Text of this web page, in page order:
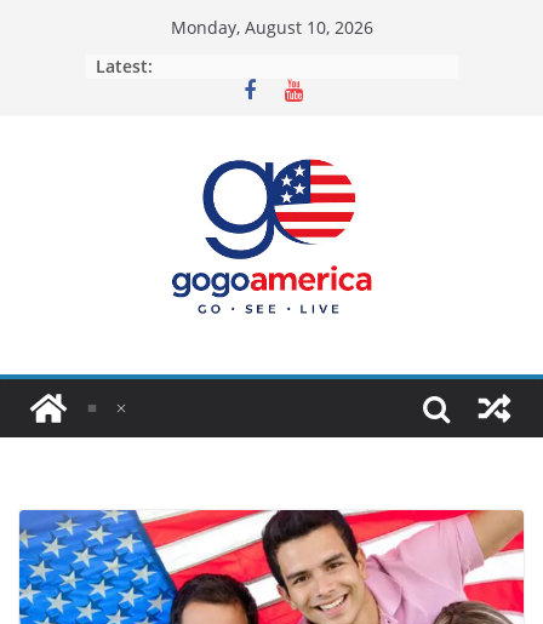
Monday, August 10, 2026
Latest: